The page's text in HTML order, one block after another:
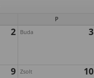
P
2 Buda 3
9 Zsolt 10